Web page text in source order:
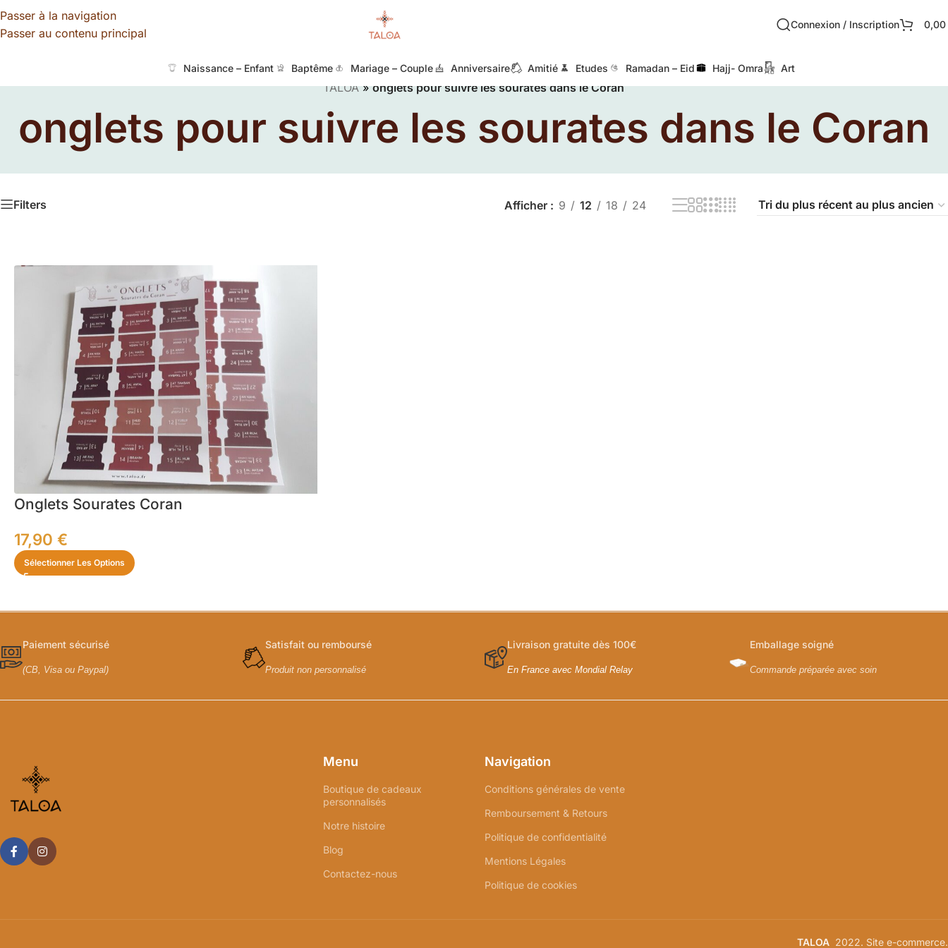
Passer à la navigation
Passer au contenu principal
Connexion / Inscription 0,00
Naissance – Enfant Baptême Mariage – Couple Anniversaire Amitié Etudes Ramadan – Eid Hajj- Omra Art
TALOA»onglets pour suivre les sourates dans le Coran
onglets pour suivre les sourates dans le Coran
Filters Afficher 9 12 18 24
Onglets Sourates Coran
17,90 €
Sélectionner Les Options
Paiement sécurisé
(CB, Visa ou Paypal)
Satisfait ou remboursé
Produit non personnalisé
Livraison gratuite dès 100€
En France avec Mondial Relay
Emballage soigné
Commande préparée avec soin
Menu
Boutique de cadeaux
personnalisés
Notre histoire
Blog
Contactez-nous
Navigation
Conditions générales de vente
Remboursement & Retours
Politique de confidentialité
Mentions Légales
Politique de cookies
TALOA 2022. Site e-commerce.